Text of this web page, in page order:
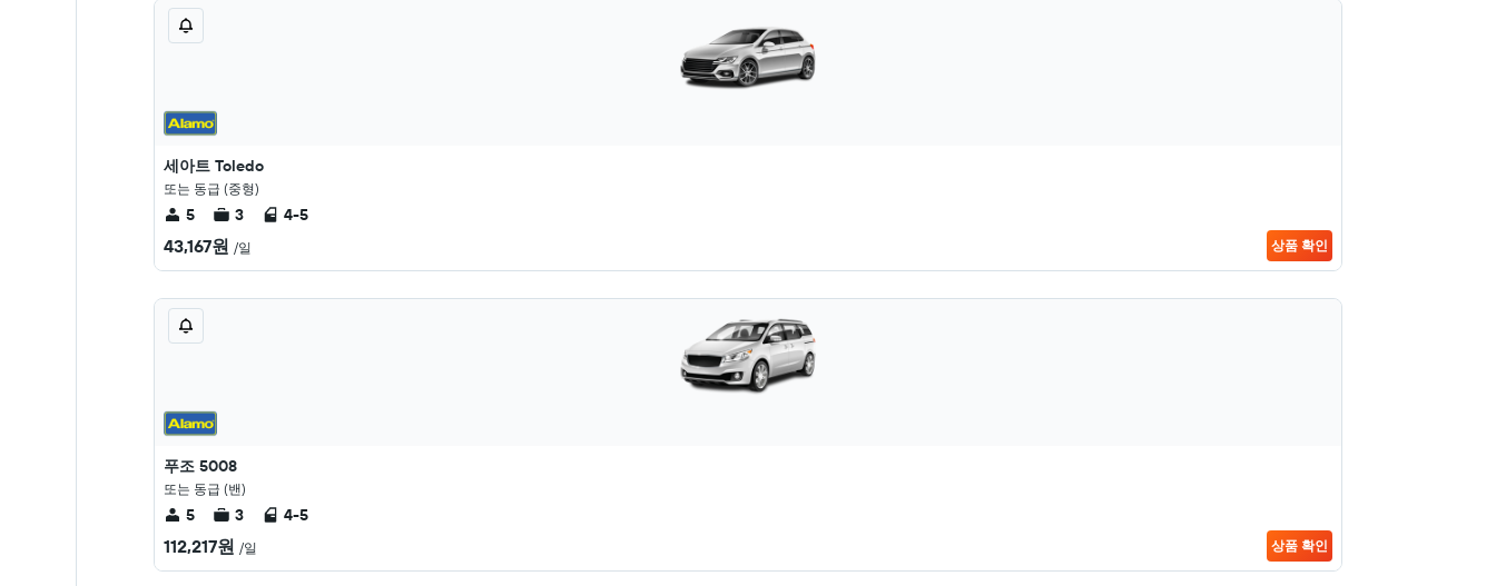
세아트 Toledo
또는 동급 (중형)
5 3 4-5
43,167원 /일 상품 확인
푸조 5008
또는 동급 (밴)
5 3 4-5
112,217원 /일 상품 확인